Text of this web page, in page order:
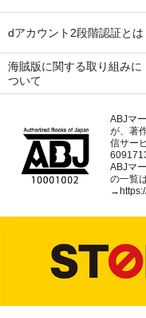
dアカウント2段階認証とは
海賊版に関する取り組みに
ついて
ABJマ
が、著
信サー
ABJマ
の一覧
→